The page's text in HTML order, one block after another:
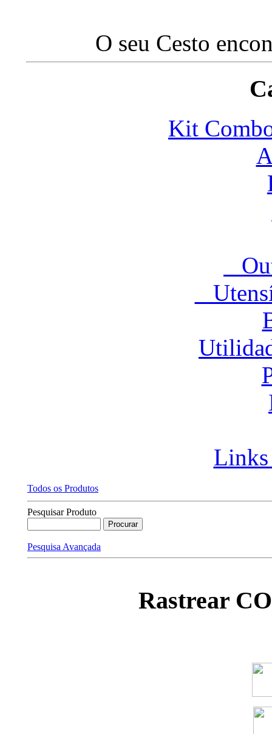
O seu Cesto
Kit
Links
Todos os Produtos
Pesquisar Produto
Pesquisa Avançada
Rastrear